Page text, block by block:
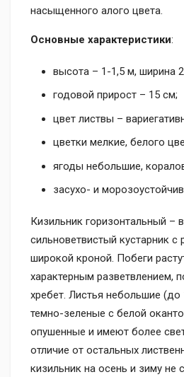
насыщенного алого цвета.
Основные характеристики:
высота – 1-1,5 м, ширина
годовой прирост – 15 см;
цвет листвы –
цветки мелкие, белого
ягоды небольшие,
засухо- и
Кизильник горизонтальный –
сильноветвистый кустарник с
широкой кроной. Побеги
характерным разветвлением,
хребет. Листья небольшие (до
темно-зеленые с белой
опушенные и имеют более
отличие от остальных
кизильник на осень и зиму не